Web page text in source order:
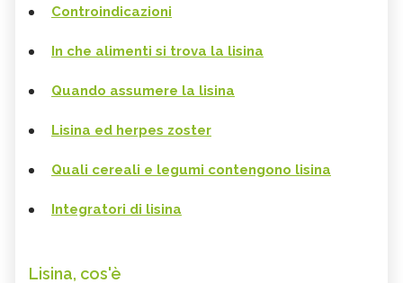
Controindicazioni
In che alimenti si trova la lisina
Quando assumere la lisina
Lisina ed herpes zoster
Quali cereali e legumi contengono lisina
Integratori di lisina
Lisina, cos'è